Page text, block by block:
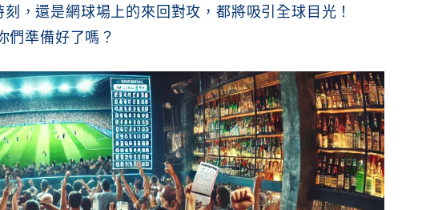
，還是網球場上的來回對攻，都將吸引全球目光！
們準備好了嗎？